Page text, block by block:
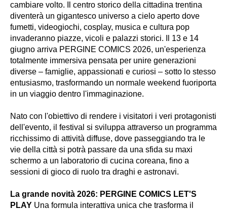
cambiare volto. Il centro storico della cittadina trentina
diventerà un gigantesco universo a cielo aperto dove
fumetti, videogiochi, cosplay, musica e cultura pop
invaderanno piazze, vicoli e palazzi storici. Il 13 e 14
giugno arriva PERGINE COMICS 2026, un'esperienza
totalmente immersiva pensata per unire generazioni
diverse – famiglie, appassionati e curiosi – sotto lo stesso
entusiasmo, trasformando un normale weekend fuoriporta
in un viaggio dentro l'immaginazione.
Nato con l'obiettivo di rendere i visitatori i veri protagonisti
dell'evento, il festival si sviluppa attraverso un programma
ricchissimo di attività diffuse, dove passeggiando tra le
vie della città si potrà passare da una sfida su maxi
schermo a un laboratorio di cucina coreana, fino a
sessioni di gioco di ruolo tra draghi e astronavi.
La grande novità 2026: PERGINE COMICS LET'S
PLAY Una formula interattiva unica che trasforma il